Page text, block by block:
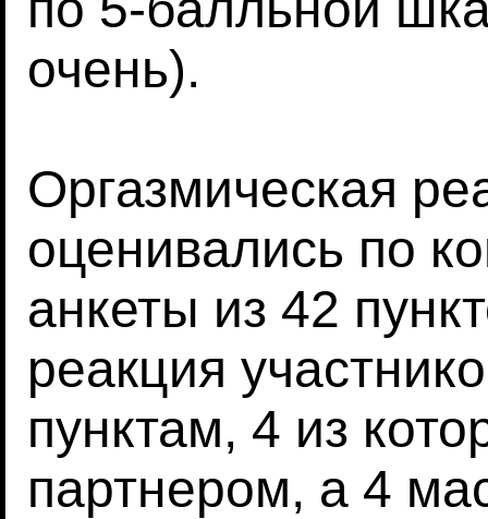
очень).
Оргазмическая
оценивались по
анкеты из 42
реакция
пунктам, 4 из
партнером, а 4